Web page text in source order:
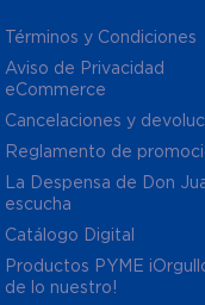
Términos y Condiciones
Aviso de Privacidad
eCommerce
Cancelaciones y
Reglamento de
La Despensa de Don
escucha
Catálogo Digital
Productos PYME
de lo nuestro!